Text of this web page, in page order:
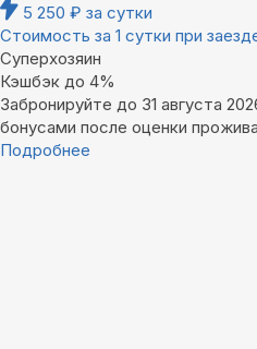
5 250 ₽ за сутки
Стоимость за 1 сутки при
Суперхозяин
Кэшбэк до 4%
Забронируйте до 31 августа
бонусами после оценки
Подробнее